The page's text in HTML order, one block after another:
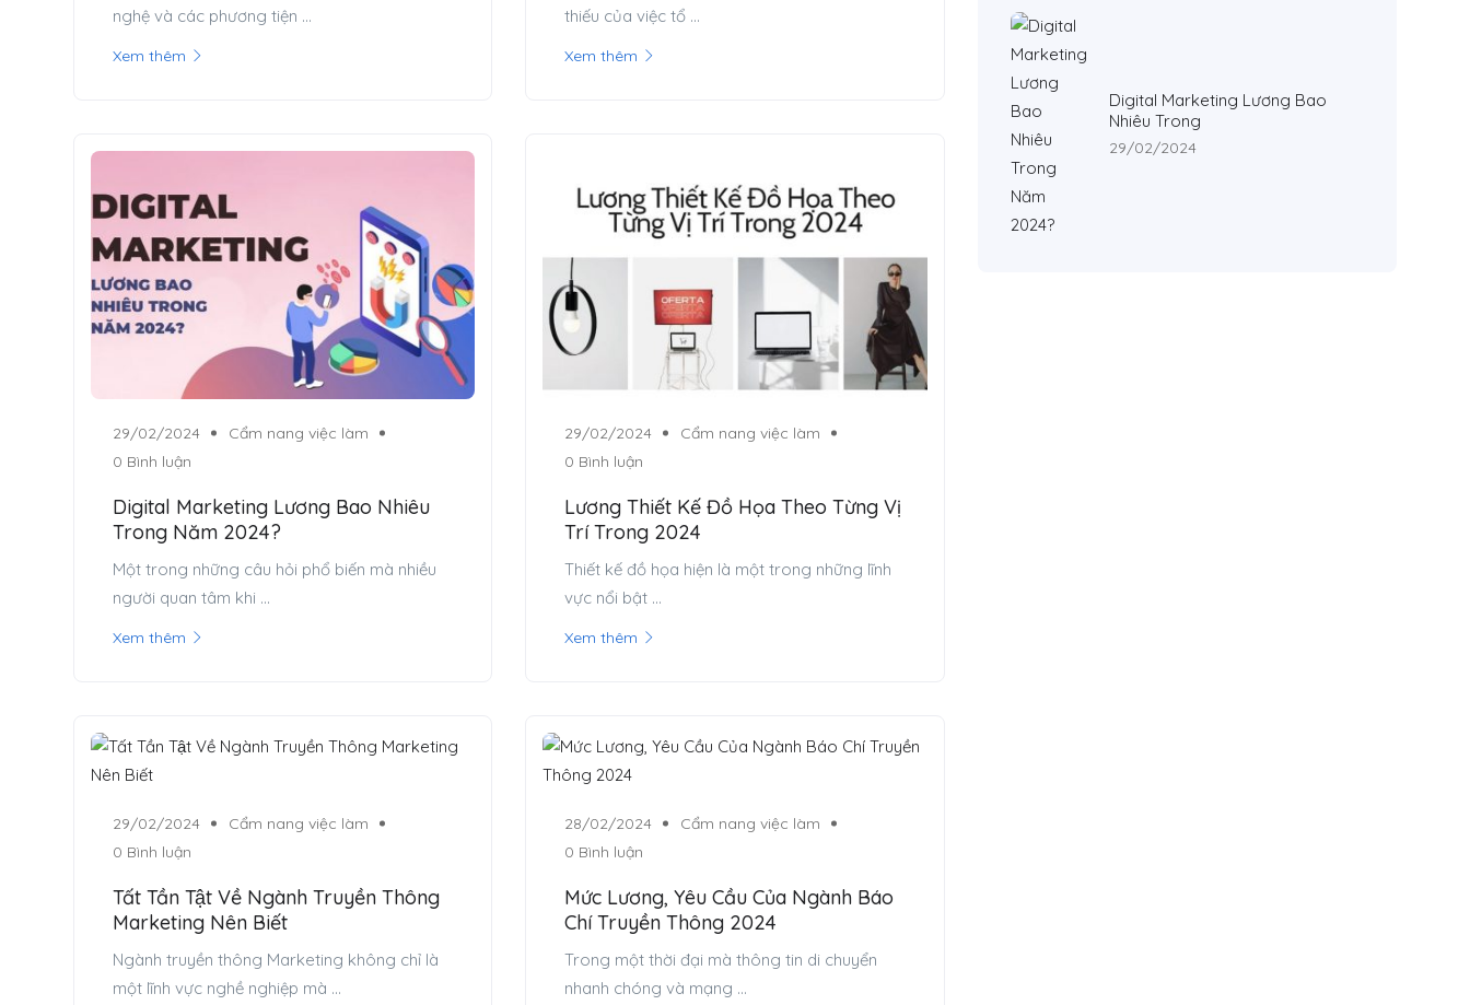
nghệ và các phương tiện ...
Xem thêm
thiếu của việc tổ ...
Xem thêm
29/02/2024
Cẩm nang việc làm
0 Bình luận
Digital Marketing Lương Bao Nhiêu
Trong Năm 2024?
Một trong những câu hỏi phổ biến mà nhiều
người quan tâm khi ...
Xem thêm
29/02/2024
Cẩm nang việc làm
0 Bình luận
Lương Thiết Kế Đồ Họa Theo Từng Vị
Trí Trong 2024
Thiết kế đồ họa hiện là một trong những lĩnh
vực nổi bật ...
Xem thêm
29/02/2024
Cẩm nang việc làm
0 Bình luận
Tất Tần Tật Về Ngành Truyền Thông
Marketing Nên Biết
Ngành truyền thông Marketing không chỉ là
một lĩnh vực nghề nghiệp mà ...
28/02/2024
Cẩm nang việc làm
0 Bình luận
Mức Lương, Yêu Cầu Của Ngành Báo
Chí Truyền Thông 2024
Trong một thời đại mà thông tin di chuyển
nhanh chóng và mạng ...
Digital Marketing Lương Bao
Nhiêu Trong
29/02/2024